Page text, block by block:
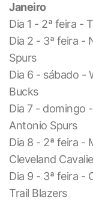
Janeiro
Dia 1 - 2ª feira -
Dia 2 - 3ª feira -
Spurs
Dia 6 - sábado -
Bucks
Dia 7 - domingo
Antonio Spurs
Dia 8 - 2ª feira -
Cleveland
Dia 9 - 3ª feira -
Trail Blazers